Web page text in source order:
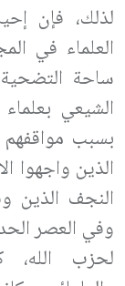
لذلك، فإن
العلماء في
ساحة
الشيعي
بسبب مواقفهم
الذين واجهوا
النجف الذين
وفي العصر
لحزب الله،